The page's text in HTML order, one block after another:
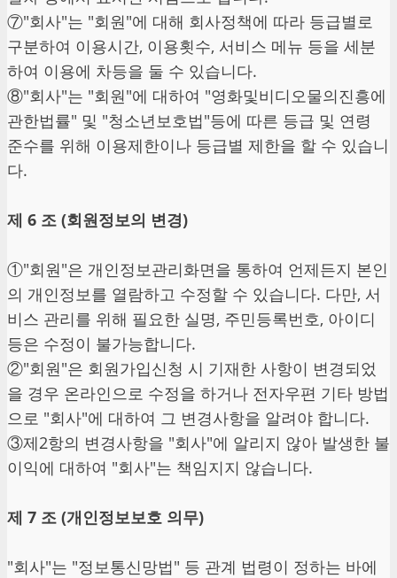
⑦"회사"는 "회원"에 대해 회사정책에 따라 등급별로
구분하여 이용시간, 이용횟수, 서비스 메뉴 등을 세분
하여 이용에 차등을 둘 수 있습니다.
⑧"회사"는 "회원"에 대하여 "영화및비디오물의진흥에
관한법률" 및 "청소년보호법"등에 따른 등급 및 연령
준수를 위해 이용제한이나 등급별 제한을 할 수 있습니
다.
제 6 조 (회원정보의 변경)
①"회원"은 개인정보관리화면을 통하여 언제든지 본인
의 개인정보를 열람하고 수정할 수 있습니다. 다만, 서
비스 관리를 위해 필요한 실명, 주민등록번호, 아이디
등은 수정이 불가능합니다.
②"회원"은 회원가입신청 시 기재한 사항이 변경되었
을 경우 온라인으로 수정을 하거나 전자우편 기타 방법
으로 "회사"에 대하여 그 변경사항을 알려야 합니다.
③제2항의 변경사항을 "회사"에 알리지 않아 발생한 불
이익에 대하여 "회사"는 책임지지 않습니다.
제 7 조 (개인정보보호 의무)
"회사"는 "정보통신망법" 등 관계 법령이 정하는 바에